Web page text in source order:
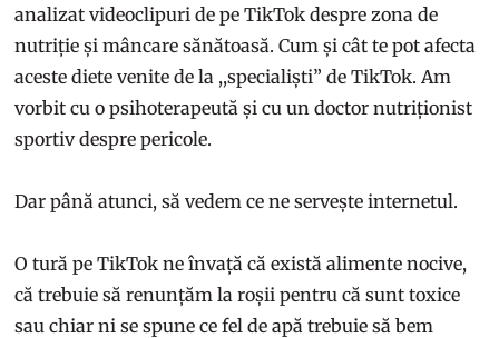
analizat videoclipuri de pe TikTok despre zona de
nutriție și mâncare sănătoasă. Cum și cât te pot afecta
aceste diete venite de la ,,specialiști” de TikTok. Am
vorbit cu o psihoterapeută și cu un doctor nutriționist
sportiv despre pericole.
Dar până atunci, să vedem ce ne servește internetul.
O tură pe TikTok ne învață că există alimente nocive,
că trebuie să renunțăm la roșii pentru că sunt toxice
sau chiar ni se spune ce fel de apă trebuie să bem